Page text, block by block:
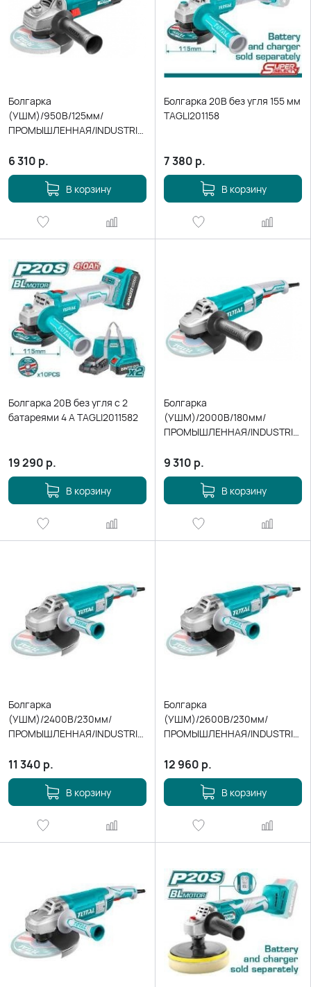
Болгарка
(УШМ)/950В/125мм/
ПРОМЫШЛЕННАЯ/INDUSTRIAL
6 310 р.
В корзину
Болгарка 20В без угля 155 мм
TAGLI201158
7 380 р.
В корзину
Болгарка 20В без угля с 2
батареями 4 А TAGLI2011582
19 290 р.
В корзину
Болгарка
(УШМ)/2000В/180мм/
ПРОМЫШЛЕННАЯ/INDUSTRIAL
9 310 р.
В корзину
Болгарка
(УШМ)/2400В/230мм/
ПРОМЫШЛЕННАЯ/INDUSTRIAL
11 340 р.
В корзину
Болгарка
(УШМ)/2600В/230мм/
ПРОМЫШЛЕННАЯ/INDUSTRIAL
12 960 р.
В корзину